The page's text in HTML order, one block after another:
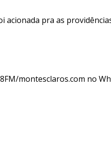
acionada pra as
montesclaros.com no